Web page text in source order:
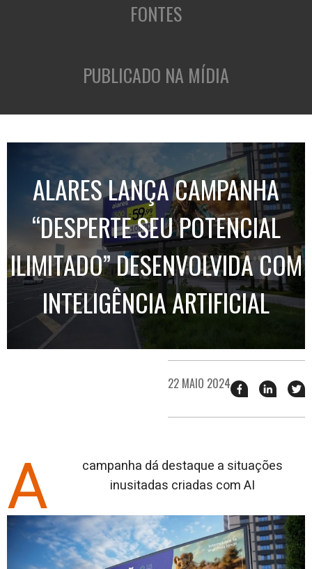
FONTES
PUBLICADO NA MÍDIA
ALARES LANÇA CAMPANHA
“DESPERTE SEU POTENCIAL
ILIMITADO” DESENVOLVIDA COM
INTELIGÊNCIA ARTIFICIAL
22 MAIO 2024 Compartilhar
esse
no
esse
no
A
campanha dá destaque a situações
inusitadas criadas com AI